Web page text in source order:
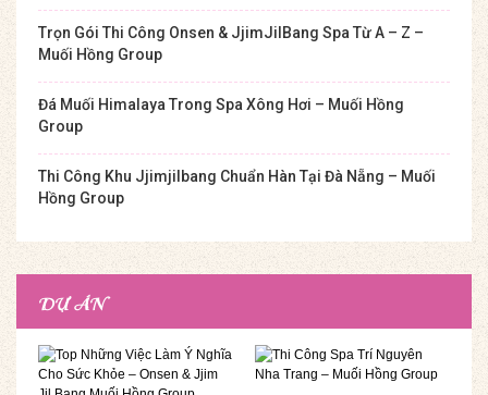
Trọn Gói Thi Công Onsen & JjimJilBang Spa Từ A – Z –
Muối Hồng Group
Đá Muối Himalaya Trong Spa Xông Hơi – Muối Hồng
Group
Thi Công Khu Jjimjilbang Chuẩn Hàn Tại Đà Nẵng – Muối
Hồng Group
DỰ ÁN